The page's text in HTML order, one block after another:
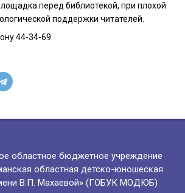
перед библиотекой, при плохой
поддержки читателей.
44-34-69.
областное бюджетное учреждение
областная детско-юношеская
В.П. Махаевой» (ГОБУК МОДЮБ)